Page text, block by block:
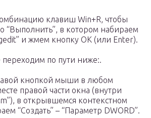
клавиш Win+R, чтобы
“Выполнить”, в котором набираем
и жмем кнопку OK (или Enter).
переходим по пути ниже:.
кнопкой мыши в любом
правой части окна (внутри
в открывшемся контекстном
“Создать” – “Параметр DWORD”.